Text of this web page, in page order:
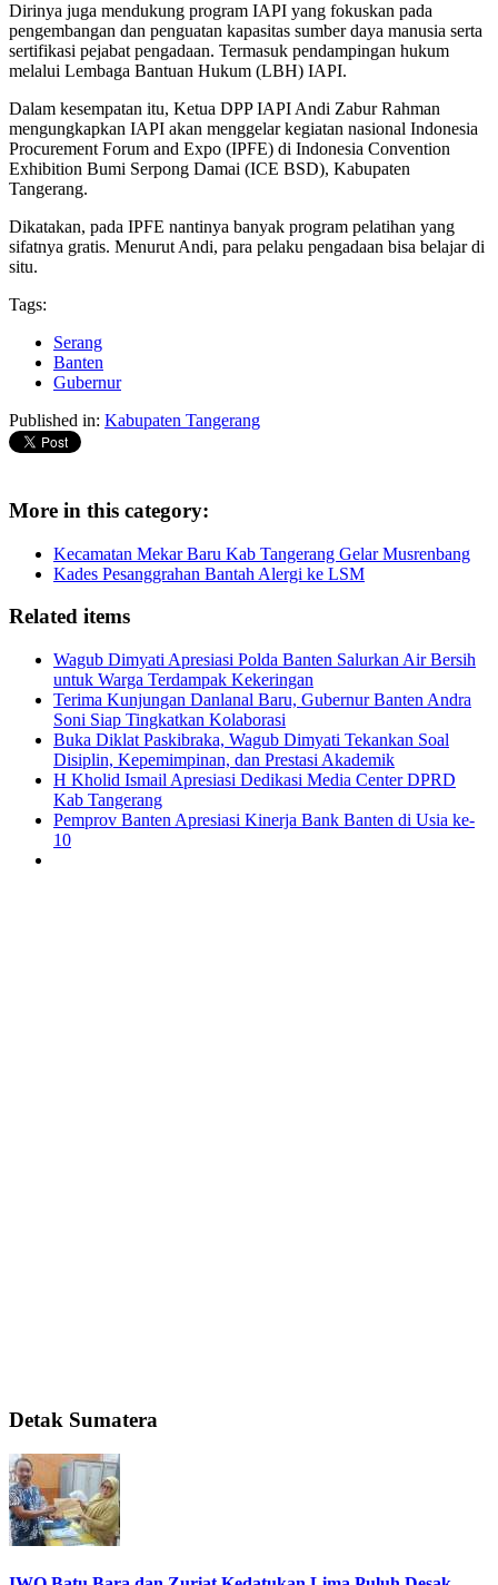
Dirinya juga mendukung program IAPI yang fokuskan pada
pengembangan dan penguatan kapasitas sumber daya manusia serta
sertifikasi pejabat pengadaan. Termasuk pendampingan hukum
melalui Lembaga Bantuan Hukum (LBH) IAPI.
Dalam kesempatan itu, Ketua DPP IAPI Andi Zabur Rahman
mengungkapkan IAPI akan menggelar kegiatan nasional Indonesia
Procurement Forum and Expo (IPFE) di Indonesia Convention
Exhibition Bumi Serpong Damai (ICE BSD), Kabupaten
Tangerang.
Dikatakan, pada IPFE nantinya banyak program pelatihan yang
sifatnya gratis. Menurut Andi, para pelaku pengadaan bisa belajar di
situ.
Tags:
Serang
Banten
Gubernur
Published in: Kabupaten Tangerang
More in this category:
Kecamatan Mekar Baru Kab Tangerang Gelar Musrenbang
Kades Pesanggrahan Bantah Alergi ke LSM
Related items
Wagub Dimyati Apresiasi Polda Banten Salurkan Air Bersih
untuk Warga Terdampak Kekeringan
Terima Kunjungan Danlanal Baru, Gubernur Banten Andra
Soni Siap Tingkatkan Kolaborasi
Buka Diklat Paskibraka, Wagub Dimyati Tekankan Soal
Disiplin, Kepemimpinan, dan Prestasi Akademik
H Kholid Ismail Apresiasi Dedikasi Media Center DPRD
Kab Tangerang
Pemprov Banten Apresiasi Kinerja Bank Banten di Usia ke-
10
Detak Sumatera